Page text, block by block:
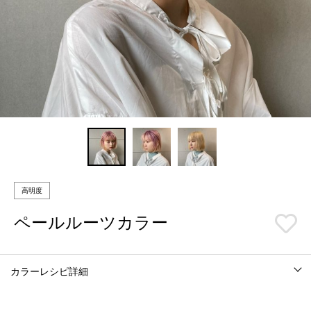
高明度
ペールルーツカラー
カラーレシピ詳細